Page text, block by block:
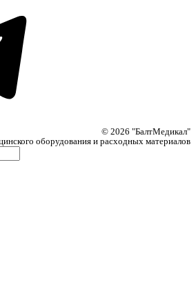
© 2026 "БалтМедикал"
оборудования и расходных материалов